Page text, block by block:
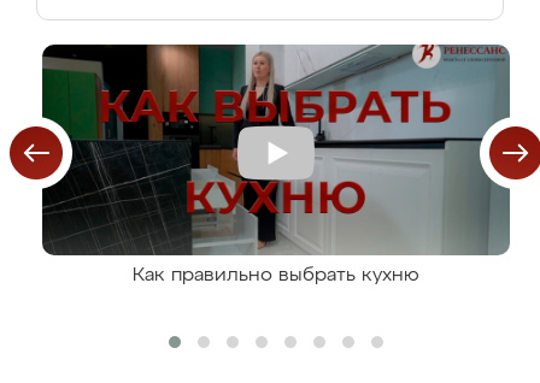
Как правильно выбрать кухню